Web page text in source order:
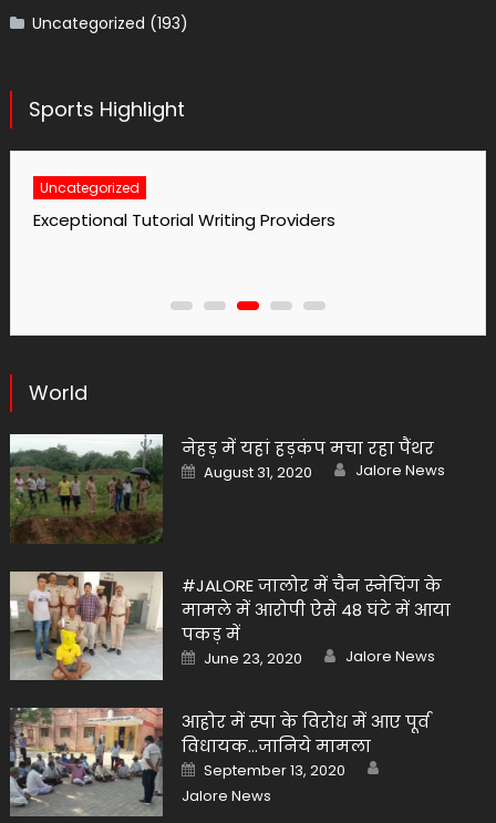
Uncategorized (193)
Sports Highlight
Uncategorized
Exceptional Tutorial Writing Providers
World
नेहड़ में यहां हड़कंप मचा रहा पैंथर
Posted
on
August 31, 2020 Author
Jalore News
#JALORE जालोर में चैन स्नेचिंग के
मामले में आरोपी ऐसे 48 घंटे में आया
पकड़ में
Posted
on
June 23, 2020 Author
Jalore News
आहोर में स्पा के विरोध में आए पूर्व
विधायक…जानिये मामला
Posted
on
September 13, 2020
Jalore News